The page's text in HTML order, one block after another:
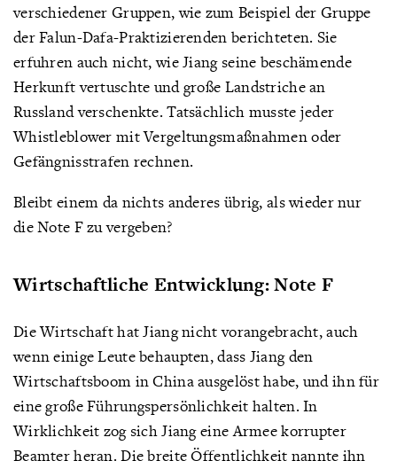
verschiedener Gruppen, wie zum Beispiel der Gruppe
der Falun-Dafa-Praktizierenden berichteten. Sie
erfuhren auch nicht, wie Jiang seine beschämende
Herkunft vertuschte und große Landstriche an
Russland verschenkte. Tatsächlich musste jeder
Whistleblower mit Vergeltungsmaßnahmen oder
Gefängnisstrafen rechnen.
Bleibt einem da nichts anderes übrig, als wieder nur
die Note F zu vergeben?
Wirtschaftliche Entwicklung: Note F
Die Wirtschaft hat Jiang nicht vorangebracht, auch
wenn einige Leute behaupten, dass Jiang den
Wirtschaftsboom in China ausgelöst habe, und ihn für
eine große Führungspersönlichkeit halten. In
Wirklichkeit zog sich Jiang eine Armee korrupter
Beamter heran. Die breite Öffentlichkeit nannte ihn